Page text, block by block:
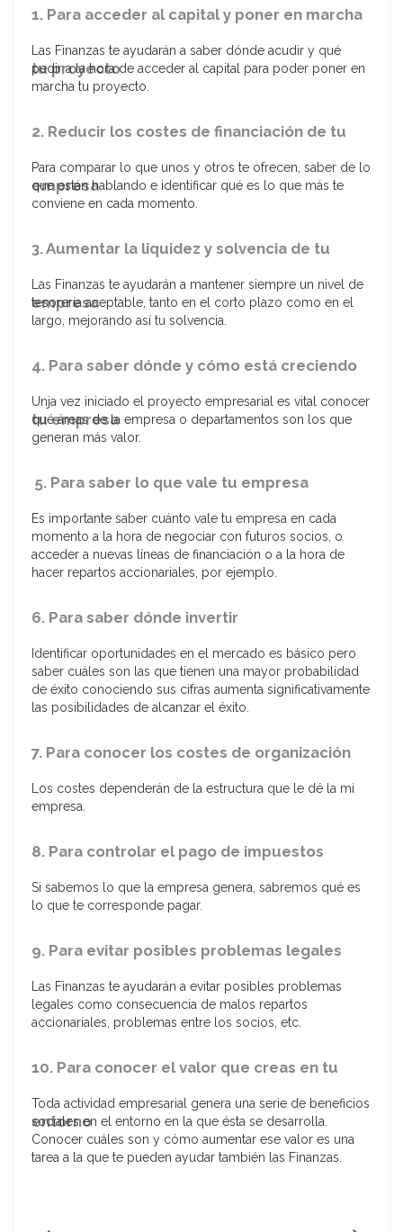
1. Para acceder al capital y poner en marcha
tu proyecto
Las Finanzas te ayudarán a saber dónde acudir y qué
pedir a la hora de acceder al capital para poder poner en
marcha tu proyecto.
2. Reducir los costes de financiación de tu
empresa
Para comparar lo que unos y otros te ofrecen, saber de lo
que están hablando e identificar qué es lo que más te
conviene en cada momento.
3. Aumentar la liquidez y solvencia de tu
empresa
Las Finanzas te ayudarán a mantener siempre un nivel de
tesorería aceptable, tanto en el corto plazo como en el
largo, mejorando así tu solvencia.
4. Para saber dónde y cómo está creciendo
tu empresa
Unja vez iniciado el proyecto empresarial es vital conocer
qué áreas de la empresa o departamentos son los que
generan más valor.
5. Para saber lo que vale tu empresa
Es importante saber cuánto vale tu empresa en cada
momento a la hora de negociar con futuros socios, o
acceder a nuevas líneas de financiación o a la hora de
hacer repartos accionariales, por ejemplo.
6. Para saber dónde invertir
Identificar oportunidades en el mercado es básico pero
saber cuáles son las que tienen una mayor probabilidad
de éxito conociendo sus cifras aumenta significativamente
las posibilidades de alcanzar el éxito.
7. Para conocer los costes de organización
Los costes dependerán de la estructura que le dé la mi
empresa.
8. Para controlar el pago de impuestos
Si sabemos lo que la empresa genera, sabremos qué es
lo que te corresponde pagar.
9. Para evitar posibles problemas legales
Las Finanzas te ayudarán a evitar posibles problemas
legales como consecuencia de malos repartos
accionariales, problemas entre los socios, etc.
10. Para conocer el valor que creas en tu
entorno
Toda actividad empresarial genera una serie de beneficios
sociales en el entorno en la que ésta se desarrolla.
Conocer cuáles son y cómo aumentar ese valor es una
tarea a la que te pueden ayudar también las Finanzas.